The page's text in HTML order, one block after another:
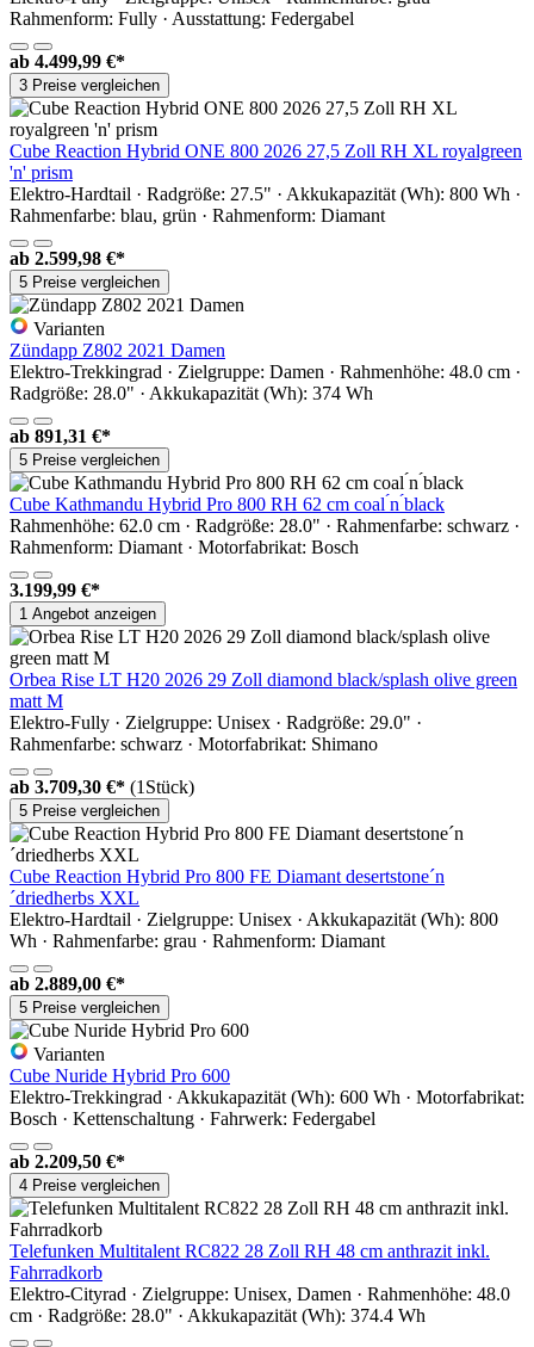
Rahmenform: Fully · Ausstattung: Federgabel
ab 4.499,99 €*
3 Preise vergleichen
Cube Reaction Hybrid ONE 800 2026 27,5 Zoll RH XL royalgreen
'n' prism
Elektro-Hardtail · Radgröße: 27.5" · Akkukapazität (Wh): 800 Wh ·
Rahmenfarbe: blau, grün · Rahmenform: Diamant
ab 2.599,98 €*
5 Preise vergleichen
Varianten
Zündapp Z802 2021 Damen
Elektro-Trekkingrad · Zielgruppe: Damen · Rahmenhöhe: 48.0 cm ·
Radgröße: 28.0" · Akkukapazität (Wh): 374 Wh
ab 891,31 €*
5 Preise vergleichen
Cube Kathmandu Hybrid Pro 800 RH 62 cm coal ́n ́black
Rahmenhöhe: 62.0 cm · Radgröße: 28.0" · Rahmenfarbe: schwarz ·
Rahmenform: Diamant · Motorfabrikat: Bosch
3.199,99 €*
1 Angebot anzeigen
Orbea Rise LT H20 2026 29 Zoll diamond black/splash olive green
matt M
Elektro-Fully · Zielgruppe: Unisex · Radgröße: 29.0" ·
Rahmenfarbe: schwarz · Motorfabrikat: Shimano
ab 3.709,30 €* (1Stück)
5 Preise vergleichen
Cube Reaction Hybrid Pro 800 FE Diamant desertstone´n
´driedherbs XXL
Elektro-Hardtail · Zielgruppe: Unisex · Akkukapazität (Wh): 800
Wh · Rahmenfarbe: grau · Rahmenform: Diamant
ab 2.889,00 €*
5 Preise vergleichen
Varianten
Cube Nuride Hybrid Pro 600
Elektro-Trekkingrad · Akkukapazität (Wh): 600 Wh · Motorfabrikat:
Bosch · Kettenschaltung · Fahrwerk: Federgabel
ab 2.209,50 €*
4 Preise vergleichen
Telefunken Multitalent RC822 28 Zoll RH 48 cm anthrazit inkl.
Fahrradkorb
Elektro-Cityrad · Zielgruppe: Unisex, Damen · Rahmenhöhe: 48.0
cm · Radgröße: 28.0" · Akkukapazität (Wh): 374.4 Wh